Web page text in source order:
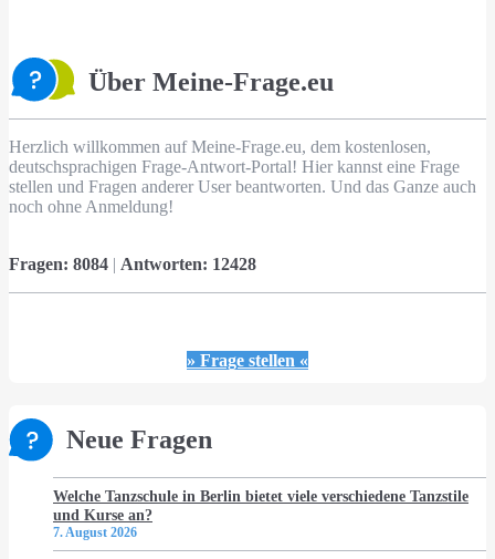
Über Meine-Frage.eu
Herzlich willkommen auf Meine-Frage.eu, dem kostenlosen,
deutschsprachigen Frage-Antwort-Portal! Hier kannst eine Frage
stellen und Fragen anderer User beantworten. Und das Ganze auch
noch ohne Anmeldung!
Fragen: 8084 | Antworten: 12428
» Frage stellen «
Neue Fragen
Welche Tanzschule in Berlin bietet viele verschiedene Tanzstile
und Kurse an?
7. August 2026